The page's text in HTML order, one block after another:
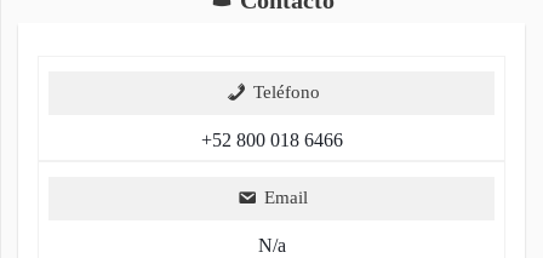
Teléfono
+52 800 018 6466
Email
N/a